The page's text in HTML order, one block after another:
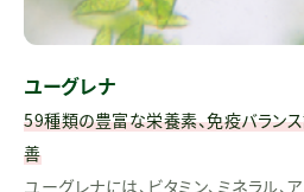
ユーグレナ
59種類の豊富な栄養素、免疫バラン
善
ユーグレナには、ビタミン、ミネラル、